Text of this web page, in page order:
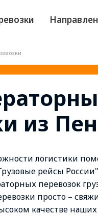
из
логистики
рейсы
перевозок
просто –
качестве наших